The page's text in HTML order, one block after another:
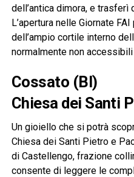
dell’antica dimora, e trasferì
L’apertura nelle Giornate
dell’ampio cortile interno
normalmente non
Cossato (BI)
Chiesa dei Santi
Un gioiello che si potrà
Chiesa dei Santi Pietro e
di Castellengo, frazione
consente di leggere le